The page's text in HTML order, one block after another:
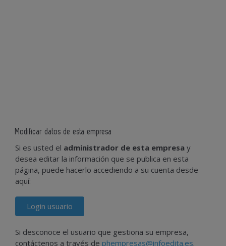
Modificar datos de esta empresa
Si es usted el administrador de esta empresa y
desea editar la información que se publica en esta
página, puede hacerlo accediendo a su cuenta desde
aquí:
Login usuario
Si desconoce el usuario que gestiona su empresa,
contáctenos a través de phempresas@infoedita.es.